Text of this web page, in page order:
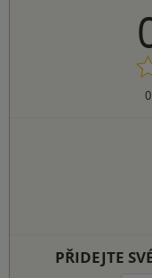
0
PŘIDEJTE